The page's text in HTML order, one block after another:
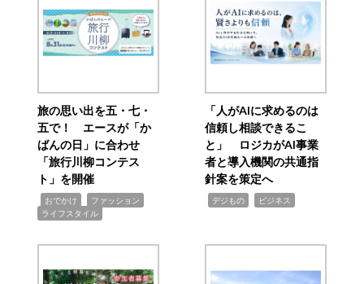
旅の思い出を五・七・
五で！ エースが「か
ばんの日」に合わせ
「旅行川柳コンテス
ト」を開催
おでかけ ファッション
ライフスタイル
「人がAIに求めるのは
信頼し相談できるこ
と」 ロジカがAI事業
者と導入機関の共通指
針案を策定へ
デジもの ビジネス